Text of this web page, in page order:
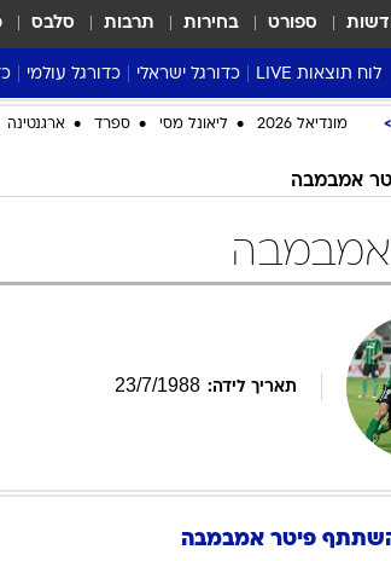
ספורט בחירות תרבות סלבס
לוח תוצאות LIVE כדורגל ישראלי
ליגת העל Winner
שגרירים
כדורגל עולמי
ליגה אנגלית מונדיאל 2026 ליאונל מסי ספרד ארגנטינה
אמבמבה
אמבמבה
תאריך לידה: 23/7/1988
השתתף פיטר אמבמבה